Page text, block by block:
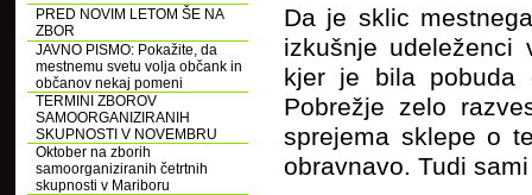
PRED NOVIM LETOM ŠE NA
ZBOR
JAVNO PISMO: Pokažite, da
mestnemu svetu volja občank in
občanov nekaj pomeni
TERMINI ZBOROV
SAMOORGANIZIRANIH
SKUPNOSTI V NOVEMBRU
Oktober na zborih
samoorganiziranih četrtnih
skupnosti v Mariboru
Da je sklic
izkušnje udeleženci
kjer je bila pobuda
Pobrežje zelo
sprejema sklepe o
obravnavo. Tudi